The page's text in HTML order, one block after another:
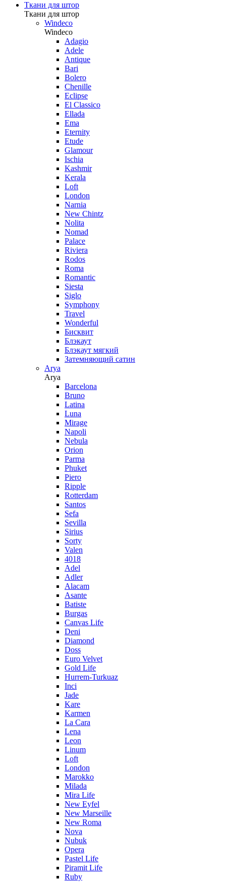
Ткани для штор
Ткани для штор
Windeco
Windeco
Adagio
Adele
Antique
Bari
Bolero
Chenille
Eclipse
El Classico
Ellada
Ema
Eternity
Etude
Glamour
Ischia
Kashmir
Kerala
Loft
London
Narnia
New Chintz
Nolita
Nomad
Palace
Riviera
Rodos
Roma
Romantic
Siesta
Siglo
Symphony
Travel
Wonderful
Бисквит
Блэкаут
Блэкаут мягкий
Затемняющий сатин
Arya
Arya
Barcelona
Bruno
Latina
Luna
Mirage
Napoli
Nebula
Orion
Parma
Phuket
Piero
Ripple
Rotterdam
Santos
Sefa
Sevilla
Sirius
Sorty
Valen
4018
Adel
Adler
Alacam
Asante
Batiste
Burgas
Canvas Life
Deni
Diamond
Doss
Euro Velvet
Gold Life
Hurrem-Turkuaz
Inci
Jade
Kare
Karmen
La Cara
Lena
Leon
Linum
Loft
London
Marokko
Milada
Mira Life
New Eyfel
New Marseille
New Roma
Nova
Nubuk
Opera
Pastel Life
Piramit Life
Ruby